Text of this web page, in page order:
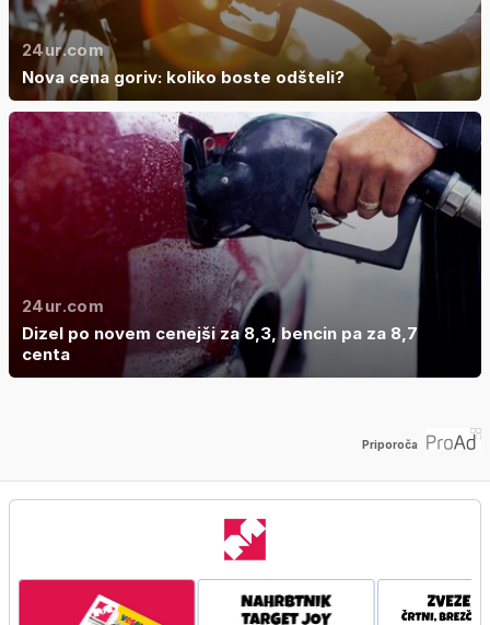
24ur.com
Nova cena goriv: koliko boste odšteli?
24ur.com
Dizel po novem cenejši za 8,3, bencin pa za 8,7
centa
Priporoča